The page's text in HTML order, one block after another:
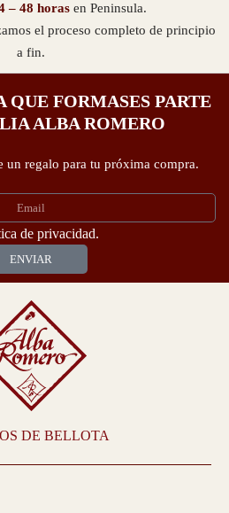
– 48 horasen Peninsula.
el proceso completo de principio
a fin.
QUE FORMASES PARTE
ALBA ROMERO
un regalo para tu próxima compra.
de privacidad.
ENVIAR
DE BELLOTA